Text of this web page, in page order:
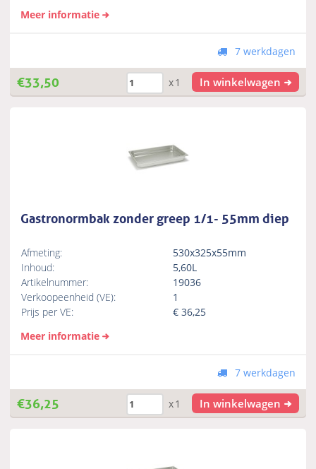
Meer informatie
7 werkdagen
€33,50 x1 In winkelwagen
Gastronormbak zonder greep 1/1- 55mm diep
Afmeting:
530x325x55mm
Inhoud:
5,60L
Artikelnummer:
19036
Verkoopeenheid (VE):
1
Prijs per VE:
€36,25
Meer informatie
7 werkdagen
€36,25 x1 In winkelwagen